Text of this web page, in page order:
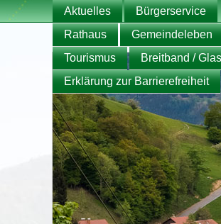
Aktuelles
Bürgerservice
Rathaus
Gemeindeleben
Tourismus
Breitband /
Erklärung zur Barrierefreiheit